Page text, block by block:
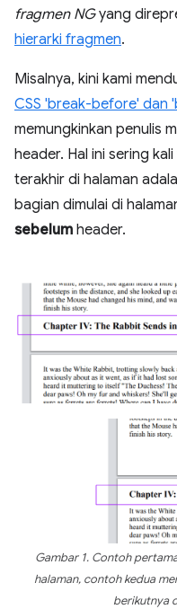
fragmen NGyang
hierarki fragmen.
Misalnya, kini kami
CSS 'break-before' dan
memungkinkan penulis
header. Hal ini sering
terakhir di halaman
bagian dimulai di
sebelum header.
Gambar 1. Contoh
halaman, contoh kedua
berikutnya